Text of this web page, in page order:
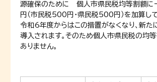
源確保のために 個人市県民税均等割額
円（市民税500円・県民税500円）を加算して
令和6年度からはこの措置がなくなり、新た
導入されます。そのため個人市県民税の均
ありません。